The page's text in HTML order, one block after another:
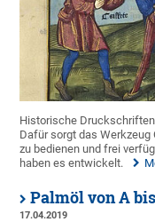
Historische
Dafür sorgt das Werkzeug
zu bedienen und frei
haben es entwickelt.
Palmöl von A
17.04.2019